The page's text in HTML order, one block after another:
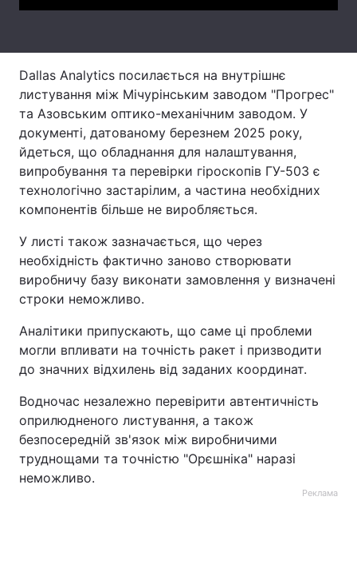
Тема оформлення
Dallas Analytics посилається на внутрішнє
листування між Мічурінським заводом "Прогрес"
та Азовським оптико-механічним заводом. У
документі, датованому березнем 2025 року,
йдеться, що обладнання для налаштування,
випробування та перевірки гіроскопів ГУ-503 є
технологічно застарілим, а частина необхідних
компонентів більше не виробляється.
У листі також зазначається, що через
необхідність фактично заново створювати
виробничу базу виконати замовлення у визначені
строки неможливо.
Аналітики припускають, що саме ці проблеми
могли впливати на точність ракет і призводити
до значних відхилень від заданих координат.
Водночас незалежно перевірити автентичність
оприлюдненого листування, а також
безпосередній зв'язок між виробничими
труднощами та точністю "Орєшніка" наразі
неможливо.
Реклама